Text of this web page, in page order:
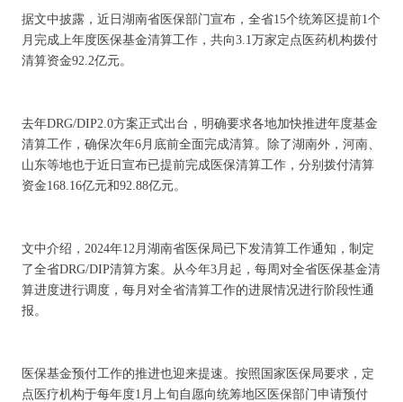
据文中披露，近日湖南省医保部门宣布，全省15个统筹区提前1个
月完成上年度医保基金清算工作，共向3.1万家定点医药机构拨付
清算资金92.2亿元。
去年DRG/DIP2.0方案正式出台，明确要求各地加快推进年度基金
清算工作，确保次年6月底前全面完成清算。除了湖南外，河南、
山东等地也于近日宣布已提前完成医保清算工作，分别拨付清算
资金168.16亿元和92.88亿元。
文中介绍，2024年12月湖南省医保局已下发清算工作通知，制定
了全省DRG/DIP清算方案。从今年3月起，每周对全省医保基金清
算进度进行调度，每月对全省清算工作的进展情况进行阶段性通
报。
医保基金预付工作的推进也迎来提速。按照国家医保局要求，定
点医疗机构于每年度1月上旬自愿向统筹地区医保部门申请预付